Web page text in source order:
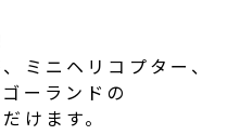
ミニヘリコプター、
ーランドの
けます。